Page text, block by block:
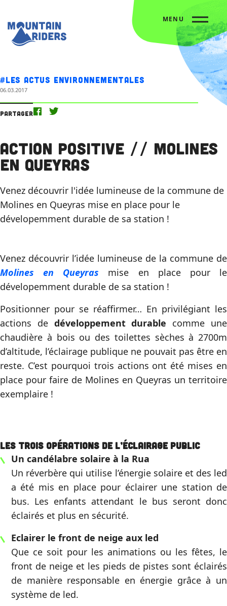
MENU
#Les actus environnementales
06.03.2017
Partager
Action positive // Molines
en Queyras
Venez découvrir l'idée lumineuse de la commune de
Molines en Queyras mise en place pour le
dévelopemment durable de sa station !
Venez découvrir l’idée lumineuse de la commune de
Molines en Queyras mise en place pour le
dévelopemment durable de sa station !
Positionner pour se réaffirmer… En privilégiant les
actions de développement durable comme une
chaudière à bois ou des toilettes sèches à 2700m
d’altitude, l’éclairage publique ne pouvait pas être en
reste. C’est pourquoi trois actions ont été mises en
place pour faire de Molines en Queyras un territoire
exemplaire !
Les trois opérations de l’éclairage public
Un candélabre solaire à la Rua
Un réverbère qui utilise l’énergie solaire et des led
a été mis en place pour éclairer une station de
bus. Les enfants attendant le bus seront donc
éclairés et plus en sécurité.
Eclairer le front de neige aux led
Que ce soit pour les animations ou les fêtes, le
front de neige et les pieds de pistes sont éclairés
de manière responsable en énergie grâce à un
système de led.